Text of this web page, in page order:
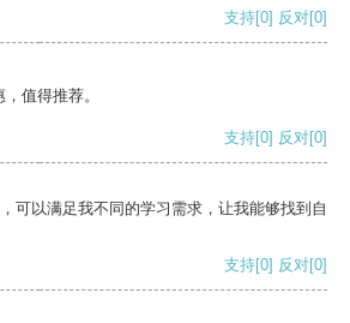
支持[0] 反对[0]
值得推荐。
支持[0] 反对[0]
可以满足我不同的学习需求，让我能够找到自
支持[0] 反对[0]